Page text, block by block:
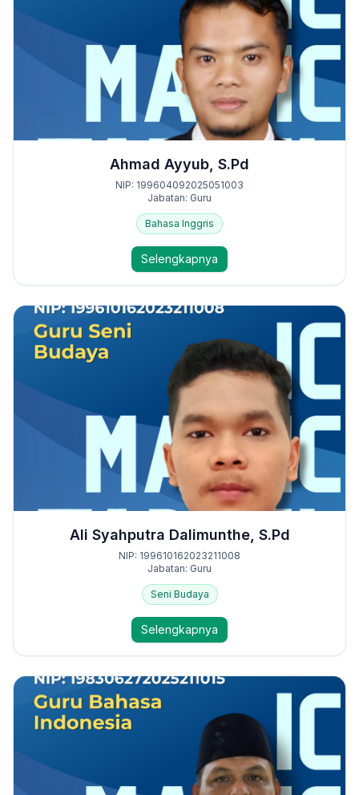
Ahmad Ayyub, S.Pd
NIP: 199604092025051003
Jabatan: Guru
Bahasa Inggris
Selengkapnya
Ali Syahputra Dalimunthe, S.Pd
NIP: 199610162023211008
Jabatan: Guru
Seni Budaya
Selengkapnya